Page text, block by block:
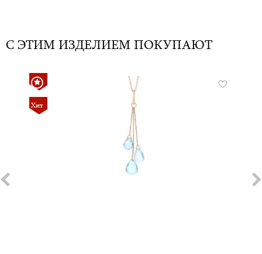
С ЭТИМ ИЗДЕЛИЕМ ПОКУПАЮТ
Хит